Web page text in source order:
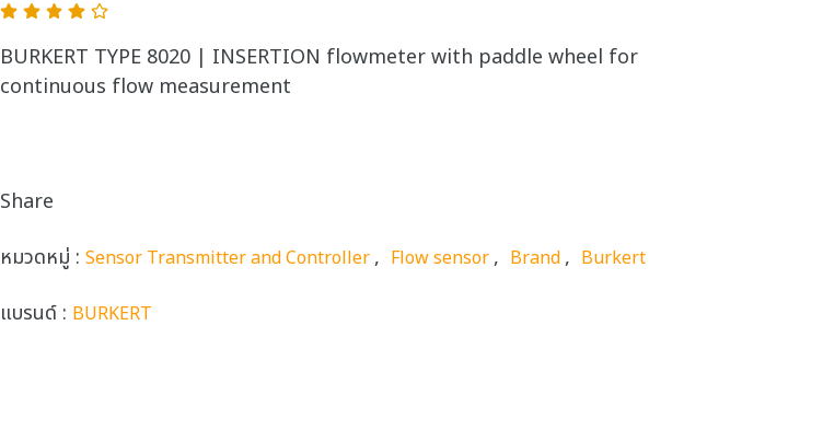
BURKERT TYPE 8020 | INSERTION flowmeter with paddle wheel for
continuous flow measurement
Share
หมวดหมู่ : Sensor Transmitter and Controller, Flow sensor, Brand, Burkert
แบรนด์ : BURKERT